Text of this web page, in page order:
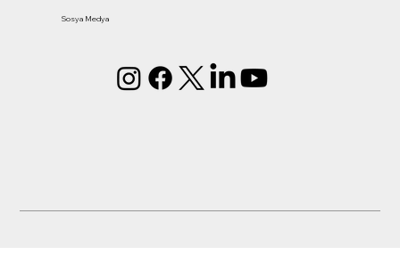
Sosya Medya